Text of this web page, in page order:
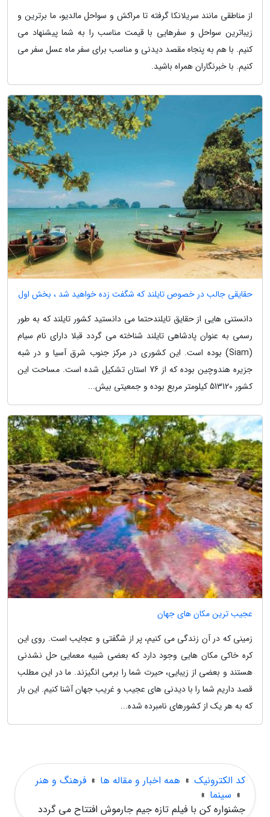
از مناطقی مانند سریلانکا گرفته تا مراکش و سواحل مالدیو، ما برترین و
زیباترین سواحل و سفرهایی با قیمت مناسب را به شما پیشنهاد می
کنیم. با هم به پنجاه مقصد دیدنی و مناسب برای سفر ماه عسل سفر می
کنیم. با خبرنگاران همراه باشید.
حقایقی جالب در خصوص تایلند که شگفت زده خواهید شد ، بخش اول
دانستنی هایی از حقایق تایلندحتما می دانستید کشور تایلند که به طور
رسمی به عنوان پادشاهی تایلند شناخته می گردد قبلا دارای نام سیام
(Siam) بوده است. این کشوری در مرکز جنوب شرق آسیا و در شبه
جزیره هندوچین بوده که از 76 استان تشکیل شده است. مساحت این
کشور 513120 کیلومتر مربع بوده و جمعیتی بیش...
عجیب ترین مکان های جهان
زمینی که در آن زندگی می کنیم، پر از شگفتی و عجایب است. روی این
کره خاکی مکان هایی وجود دارد که بعضی شبیه معمایی حل نشدنی
هستند و بعضی از زیبایی، حیرت شما را برمی انگیزند. ما در این مطلب
قصد داریم شما را با دیدنی های عجیب و غریب جهان آشنا کنیم. این بار
که به هر یک از کشورهای نامبرده شده...
کد الکترونیک » همه اخبار و مقاله ها » فرهنگ و هنر
» سینما »
جشنواره کن با فیلم تازه جیم جارموش افتتاح می گردد